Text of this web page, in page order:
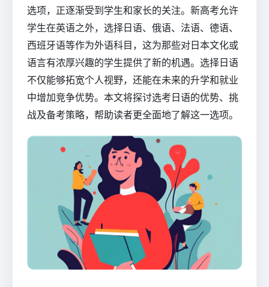
选项，正逐渐受到学生和家长的关注。新高考允许
学生在英语之外，选择日语、俄语、法语、德语、
西班牙语等作为外语科目，这为那些对日本文化或
语言有浓厚兴趣的学生提供了新的机遇。选择日语
不仅能够拓宽个人视野，还能在未来的升学和就业
中增加竞争优势。本文将探讨选考日语的优势、挑
战及备考策略，帮助读者更全面地了解这一选项。